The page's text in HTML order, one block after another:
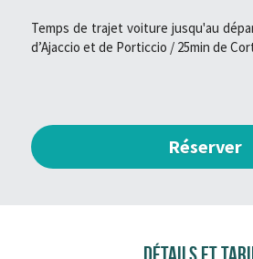
Temps de trajet voiture jusqu'au
d’Ajaccio et de Porticcio / 25min de
Réserver